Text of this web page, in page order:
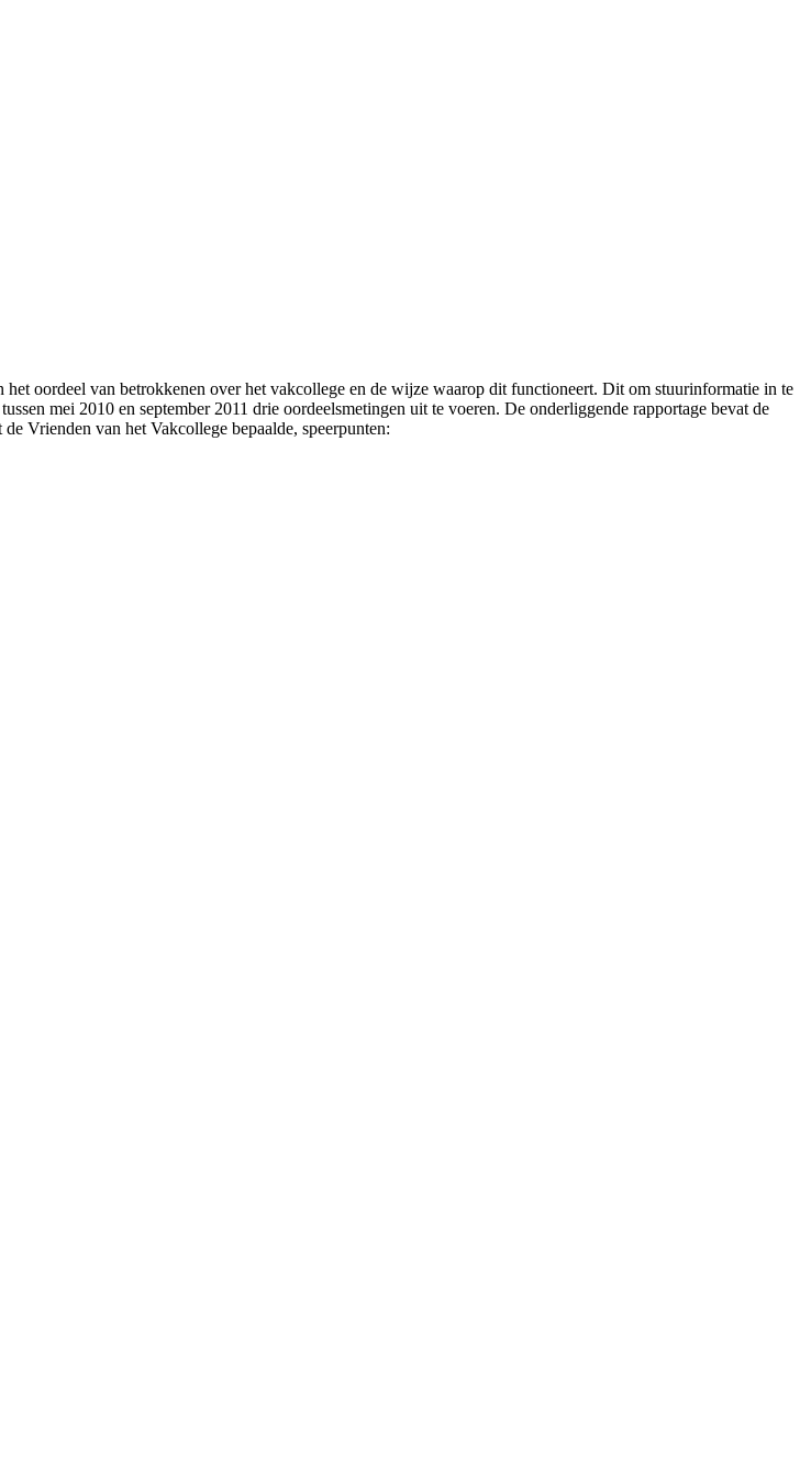
oordeel van betrokkenen over het vakcollege en de wijze waarop dit functioneert. Dit om stuurinformatie in te
mei 2010 en september 2011 drie oordeelsmetingen uit te voeren. De onderliggende rapportage bevat de
Vrienden van het Vakcollege bepaalde, speerpunten: